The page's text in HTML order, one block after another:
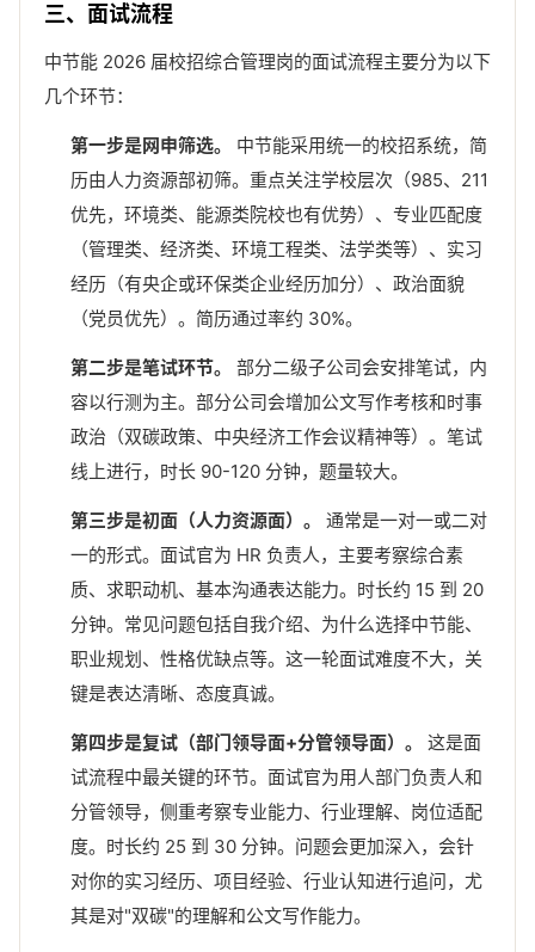
三、面试流程
中节能 2026 届校招综合管理岗的面试流程主要分为以下
几个环节：
第一步是网申筛选。
中节能采用统一的校招系统，简
历由人力资源部初筛。重点关注学校层次（985、211
优先，环境类、能源类院校也有优势）、专业匹配度
（管理类、经济类、环境工程类、法学类等）、实习
经历（有央企或环保类企业经历加分）、政治面貌
（党员优先）。简历通过率约 30%。
第二步是笔试环节。
部分二级子公司会安排笔试，内
容以行测为主。部分公司会增加公文写作考核和时事
政治（双碳政策、中央经济工作会议精神等）。笔试
线上进行，时长 90-120 分钟，题量较大。
第三步是初面（人力资源面）。
通常是一对一或二对
一的形式。面试官为 HR 负责人，主要考察综合素
质、求职动机、基本沟通表达能力。时长约 15 到 20
分钟。常见问题包括自我介绍、为什么选择中节能、
职业规划、性格优缺点等。这一轮面试难度不大，关
键是表达清晰、态度真诚。
第四步是复试（部门领导面+分管领导面）。
这是面
试流程中最关键的环节。面试官为用人部门负责人和
分管领导，侧重考察专业能力、行业理解、岗位适配
度。时长约 25 到 30 分钟。问题会更加深入，会针
对你的实习经历、项目经验、行业认知进行追问，尤
其是对"双碳"的理解和公文写作能力。